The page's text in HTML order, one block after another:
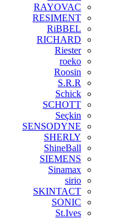
RAYOVAC
RESIMENT
RiBBEL
RICHARD
Riester
roeko
Roosin
S.R.R
Schick
SCHOTT
Seçkin
SENSODYNE
SHERLY
ShineBall
SIEMENS
Sinamax
sirio
SKINTACT
SONIC
St.Ives